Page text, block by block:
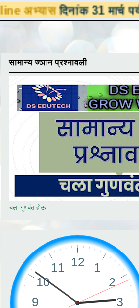
दिनांक 31 मार्च पर्यंत
सामान्य ज्ञान प्रश्नावली
चला गुणवंत होऊ